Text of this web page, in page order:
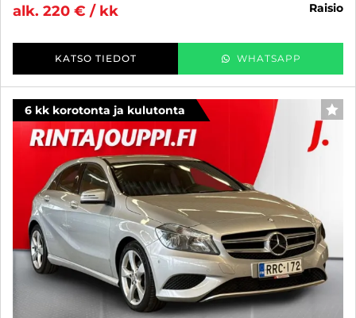
alk. 220 € / kk
raisio
KATSO TIEDOT WHATSAPP
6 kk korotonta ja kulutonta